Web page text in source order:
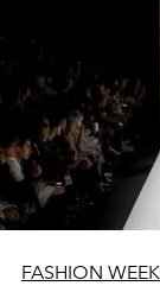
FASHION WEEK